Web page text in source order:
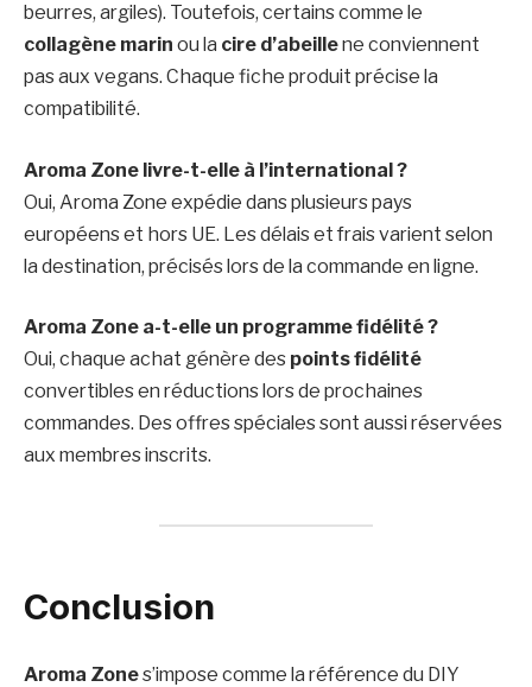
beurres, argiles). Toutefois, certains comme le
collagène marin ou la cire d’abeillene conviennent
pas aux vegans. Chaque fiche produit précise la
compatibilité.
Aroma Zone livre-t-elle à l’international ?
Oui, Aroma Zone expédie dans plusieurs pays
européens et hors UE. Les délais et frais varient selon
la destination, précisés lors de la commande en ligne.
Aroma Zone a-t-elle un programme fidélité ?
Oui, chaque achat génère des points fidélité
convertibles en réductions lors de prochaines
commandes. Des offres spéciales sont aussi réservées
aux membres inscrits.
Conclusion
Aroma Zones’impose comme la référence du DIY